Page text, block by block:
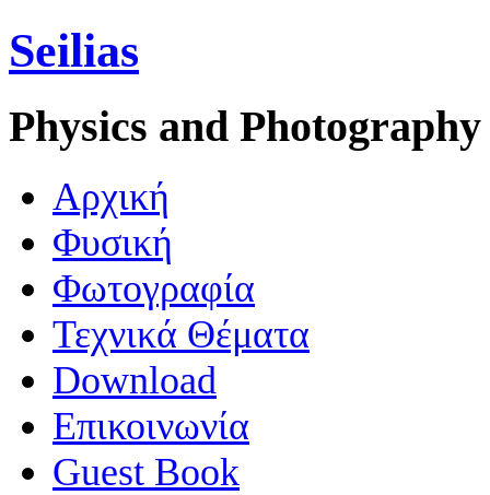
Seilias
Physics and Photography
Aρχική
Φυσική
Φωτογραφία
Τεχνικά Θέματα
Download
Επικοινωνία
Guest Book